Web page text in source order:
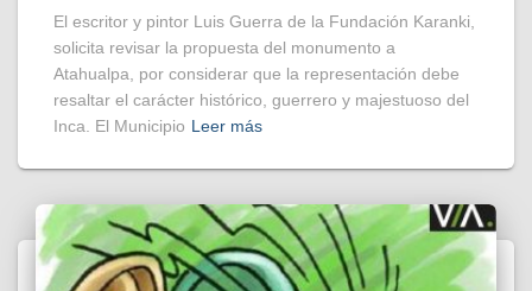
El escritor y pintor Luis Guerra de la Fundación Karanki,
solicita revisar la propuesta del monumento a
Atahualpa, por considerar que la representación debe
resaltar el carácter histórico, guerrero y majestuoso del
Inca. El Municipio Leer más